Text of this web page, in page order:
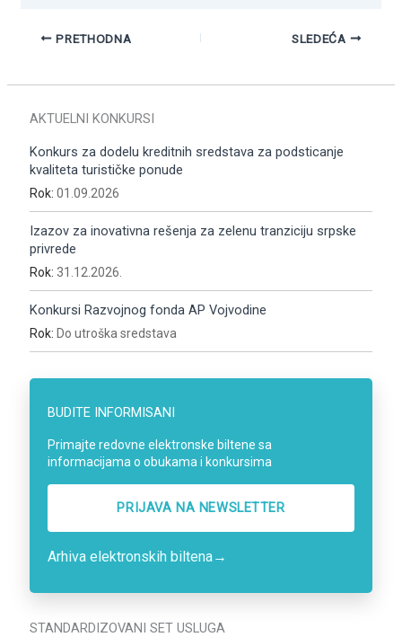
PRETHODNA SLEDEĆA
AKTUELNI KONKURSI
Konkurs za dodelu kreditnih sredstava za podsticanje
kvaliteta turističke ponude
Rok: 01.09.2026
Izazov za inovativna rešenja za zelenu tranziciju srpske
privrede
Rok: 31.12.2026.
Konkursi Razvojnog fonda AP Vojvodine
Rok: Do utroška sredstava
BUDITE INFORMISANI
Primajte redovne elektronske biltene sa
informacijama o obukama i konkursima
PRIJAVA NA NEWSLETTER
Arhiva elektronskih biltena→
STANDARDIZOVANI SET USLUGA